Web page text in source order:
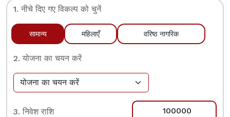
1. नीचे दिए गए विकल्प को चुनें
सामान्य महिलाएँ वरिष्ठ नागरिक
2. योजना का चयन करें
3. निवेश राशि